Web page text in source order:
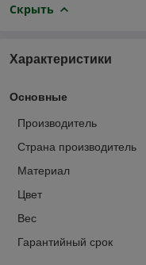
Скрыть
Характеристики
Основные
Производитель
Страна производитель
Материал
Цвет
Вес
Гарантийный срок